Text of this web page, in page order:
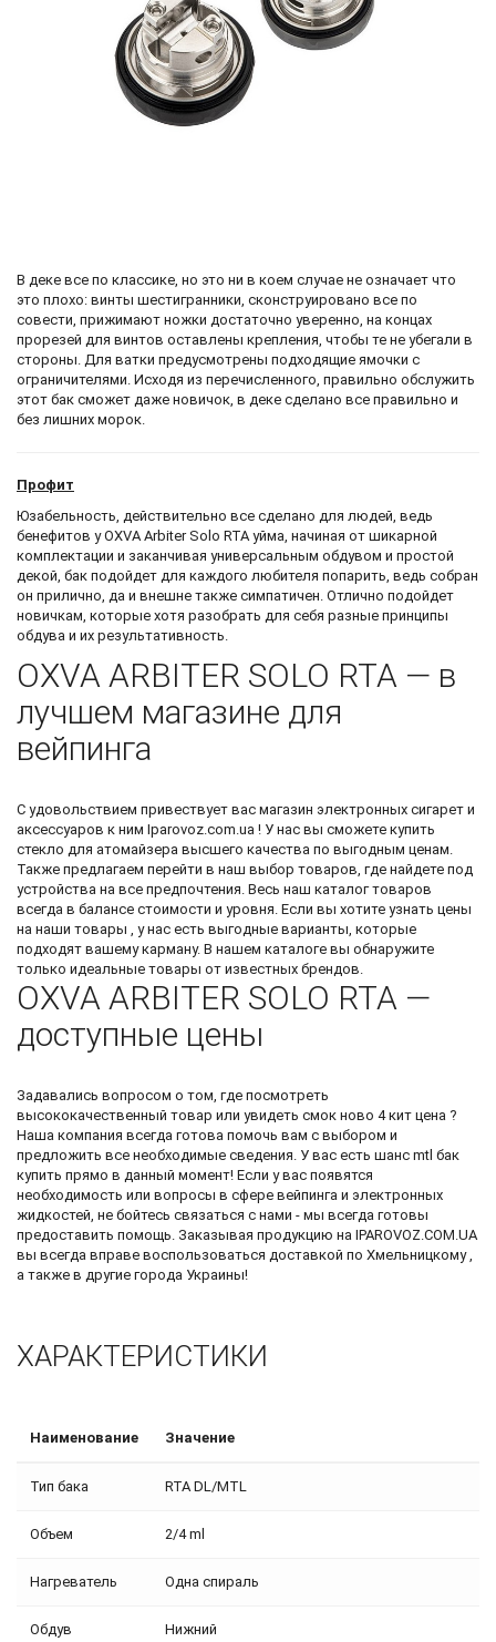
В деке все по классике, но это ни в коем случае не означает что
это плохо: винты шестигранники, сконструировано все по
совести, прижимают ножки достаточно уверенно, на концах
прорезей для винтов оставлены крепления, чтобы те не убегали в
стороны. Для ватки предусмотрены подходящие ямочки с
ограничителями. Исходя из перечисленного, правильно обслужить
этот бак сможет даже новичок, в деке сделано все правильно и
без лишних морок.
Профит
Юзабельность, действительно все сделано для людей, ведь
бенефитов у OXVA Arbiter Solo RTA уйма, начиная от шикарной
комплектации и заканчивая универсальным обдувом и простой
декой, бак подойдет для каждого любителя попарить, ведь собран
он прилично, да и внешне также симпатичен. Отлично подойдет
новичкам, которые хотя разобрать для себя разные принципы
обдува и их результативность.
OXVA ARBITER SOLO RTA — в
лучшем магазине для
вейпинга
С удовольствием привествует вас магазин электронных сигарет и
аксессуаров к ним Iparovoz.com.ua ! У нас вы сможете купить
стекло для атомайзера высшего качества по выгодным ценам.
Также предлагаем перейти в наш выбор товаров, где найдете под
устройства на все предпочтения. Весь наш каталог товаров
всегда в балансе стоимости и уровня. Если вы хотите узнать цены
на наши товары , у нас есть выгодные варианты, которые
подходят вашему карману. В нашем каталоге вы обнаружите
только идеальные товары от известных брендов.
OXVA ARBITER SOLO RTA —
доступные цены
Задавались вопросом о том, где посмотреть
высококачественный товар или увидеть смок ново 4 кит цена ?
Наша компания всегда готова помочь вам с выбором и
предложить все необходимые сведения. У вас есть шанс mtl бак
купить прямо в данный момент! Если у вас появятся
необходимость или вопросы в сфере вейпинга и электронных
жидкостей, не бойтесь связаться с нами - мы всегда готовы
предоставить помощь. Заказывая продукцию на IPAROVOZ.COM.UA
вы всегда вправе воспользоваться доставкой по Хмельницкому ,
а также в другие города Украины!
ХАРАКТЕРИСТИКИ
Наименование Значение
Тип бака RTA DL/MTL
Объем 2/4 ml
Нагреватель Одна спираль
Обдув Нижний